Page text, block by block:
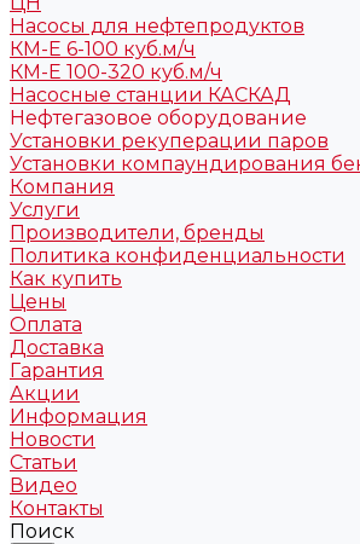
Насосы для нефтепродуктов
КМ-Е 6-100 куб.м/ч
КМ-Е 100-320 куб.м/ч
Насосные станции КАСКАД
Нефтегазовое оборудование
Установки рекуперации паров
Установки компаундирования
Компания
Услуги
Производители, бренды
Политика конфиденциальности
Как купить
Цены
Оплата
Доставка
Гарантия
Акции
Информация
Новости
Статьи
Видео
Контакты
Поиск